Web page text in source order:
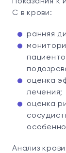
С в крови:
ранняя
оценка
лечения;
оценка
Анализ